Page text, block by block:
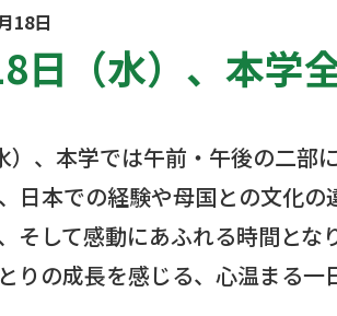
18日
日（水）、本学
）、本学では午前・午後の二部
日本での経験や母国との文化の
そして感動にあふれる時間とな
りの成長を感じる、心温まる一